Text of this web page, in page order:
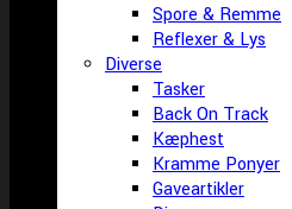
Spore & Remme
Reflexer & Lys
Diverse
Tasker
Back On Track
Kæphest
Kramme Ponyer
Gaveartikler